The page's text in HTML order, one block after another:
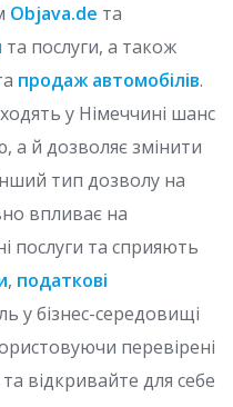
Objava.de та
та послуги, а також
продаж автомобілів.
у Німеччині шанс
а й дозволяє змінити
тип дозволу на
впливає на
послуги та сприяють
, податкові
у бізнес-середовищі
перевірені
відкривайте для себе